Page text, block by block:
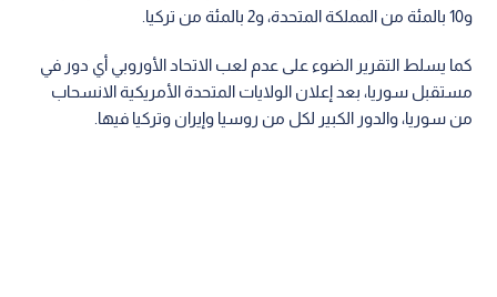
و10 بالمئة من المملكة المتحدة، و2 بالمئة من تركيا.
كما يسلط التقرير الضوء على عدم لعب الاتحاد الأوروبي أي دور في
مستقبل سوريا، بعد إعلان الولايات المتحدة الأمريكية الانسحاب
من سوريا، والدور الكبير لكل من روسيا وإيران وتركيا فيها.